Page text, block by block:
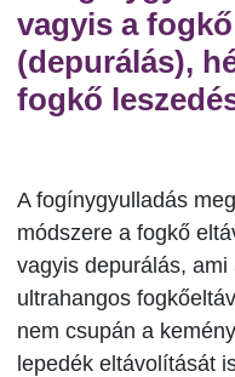
vagyis a
(depurálás),
fogkő
A fogínygyulladás
módszere a fogkő
vagyis depurálás,
ultrahangos
nem csupán a
lepedék eltávolítását